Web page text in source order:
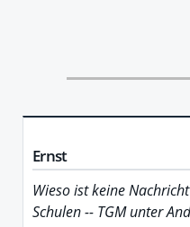
Ernst
Wieso ist keine
Schulen -- TGM unter